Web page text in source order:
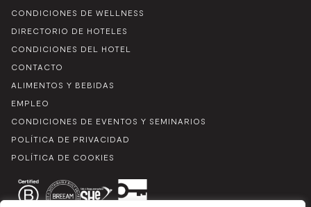
CONDICIONES DE WELLNESS
DIRECTORIO DE HOTELES
CONDICIONES DEL HOTEL
CONTACTO
ALIMENTOS Y BEBIDAS
EMPLEO
CONDICIONES DE EVENTOS Y SEMINARIOS
POLÍTICA DE PRIVACIDAD
POLÍTICA DE COOKIES